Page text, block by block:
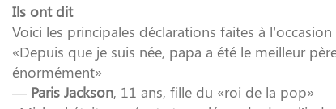
Ils ont dit
Voici les principales déclarations faites à
«Depuis que je suis née, papa a été le meilleur
énormément»
— Paris Jackson , 11 ans, fille du «roi de la pop»